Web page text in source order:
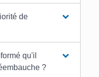
de
qu'il
?